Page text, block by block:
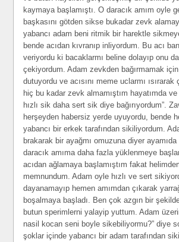
kaymaya başlamıştı. O daracık amım oyle
başkasını götden sikse bukadar zevk
yabancı adam beni ritmik bir harektle
bende acıdan kıvranıp inliyordum. Bu acı
veriyordu ki bacaklarmı beline dolayıp onu
çekiyordum. Adam zevkden bağırmamak
dutuyordu ve acısını meme uclarmı ısırarak
hiç bu kadar zevk almamıştım hayatımda ve
hızlı sik daha sert sik diye bağırıyordum”.
herşeyden habersiz yerde uyuyordu, bende
yabancı bir erkek tarafından sikiliyordum.
brakarak bir ayağmı omuzuna diyer
daracık amıma daha fazla yüklenmeye
acıdan ağlamaya başlamıştım fakat
memnundum. Adam oyle hızlı ve sert
dayanamayıp hemen amımdan çıkarak
boşalmaya başladı. Ben çok azgın bir
butun sperimlerni yalayip yuttum. Adam
nasil kocan seni boyle sikebiliyormu?” diye
şoklar içinde yabancı bir adam tarafından